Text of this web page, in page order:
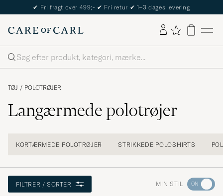
The Care of Carl Passport
Søg
TØJ / POLOTRØJER
Langærmede polotrøjer
KORTÆRMEDE POLOTRØJER STRIKKEDE POLOSHIRTS
FILTRER / SORTER MIN STIL Gå